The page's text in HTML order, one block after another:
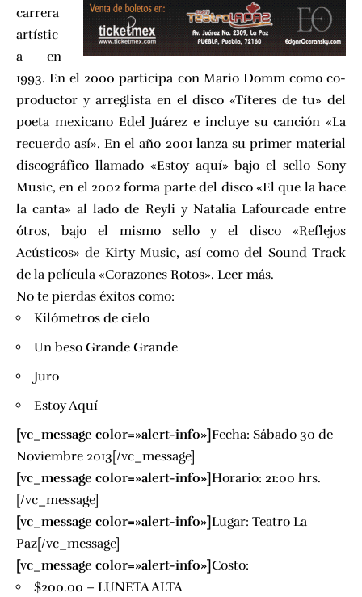
carrera
artístic
a en
1993. En el 2000 participa con Mario Domm como co-
productor y arreglista en el disco «Títeres de tu» del
poeta mexicano Edel Juárez e incluye su canción «La
recuerdo así». En el año 2001 lanza su primer material
discográfico llamado «Estoy aquí» bajo el sello Sony
Music, en el 2002 forma parte del disco «El que la hace
la canta» al lado de Reyli y Natalia Lafourcade entre
ótros, bajo el mismo sello y el disco «Reflejos
Acústicos» de Kirty Music, así como del Sound Track
de la película «Corazones Rotos». Leer más.
No te pierdas éxitos como:
Kilómetros de cielo
Un beso Grande Grande
Juro
Estoy Aquí
[vc_message color=»alert-info»]Fecha: Sábado 30 de
Noviembre 2013[/vc_message]
[vc_message color=»alert-info»]Horario: 21:00 hrs.
[/vc_message]
[vc_message color=»alert-info»]Lugar: Teatro La
Paz[/vc_message]
[vc_message color=»alert-info»]Costo:
$200.00 – LUNETA ALTA